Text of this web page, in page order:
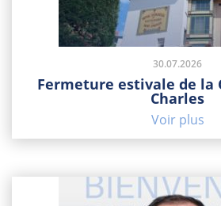
30.07.2026
Fermeture estivale de la
Charles
Voir plus